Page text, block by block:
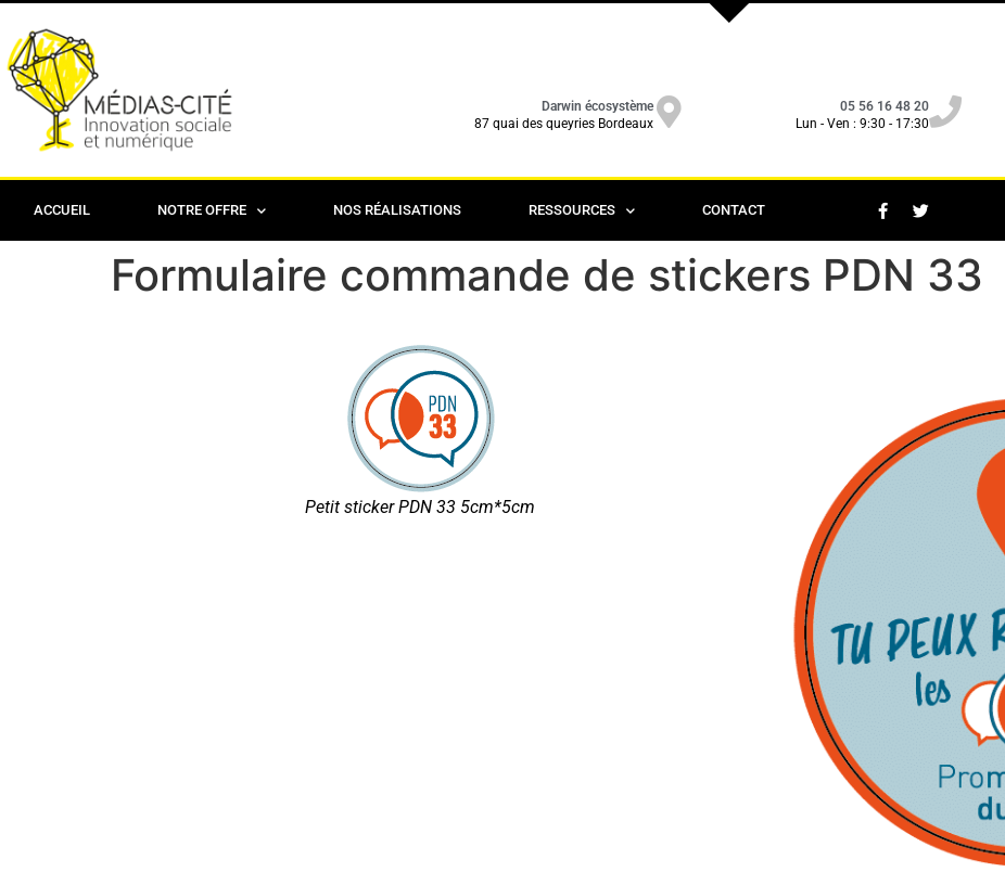
Darwin écosystème
87 quai des queyries Bordeaux
05 56 16 48 20
Lun - Ven : 9:30 - 17:30
ACCUEIL NOTRE OFFRE NOS RÉALISATIONS RESSOURCES CONTACT
Formulaire commande de stickers PDN 33
Petit sticker PDN 33 5cm*5cm